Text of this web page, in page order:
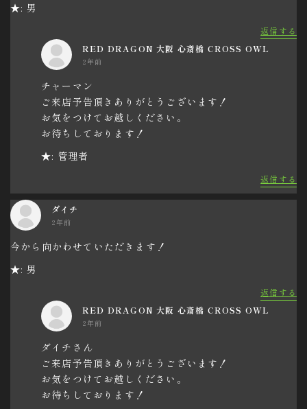
★: 男
返信する
RED DRAGON 大阪 心斎橋 CROSS OWL
2年前
チャーマン
ご来店予告頂きありがとうございます！
お気をつけてお越しください。
お待ちしております！
★: 管理者
返信する
ダイチ
2年前
今から向かわせていただきます！
★: 男
返信する
RED DRAGON 大阪 心斎橋 CROSS OWL
2年前
ダイチさん
ご来店予告頂きありがとうございます！
お気をつけてお越しください。
お待ちしております！